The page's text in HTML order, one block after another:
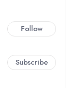
Follow
Subscribe